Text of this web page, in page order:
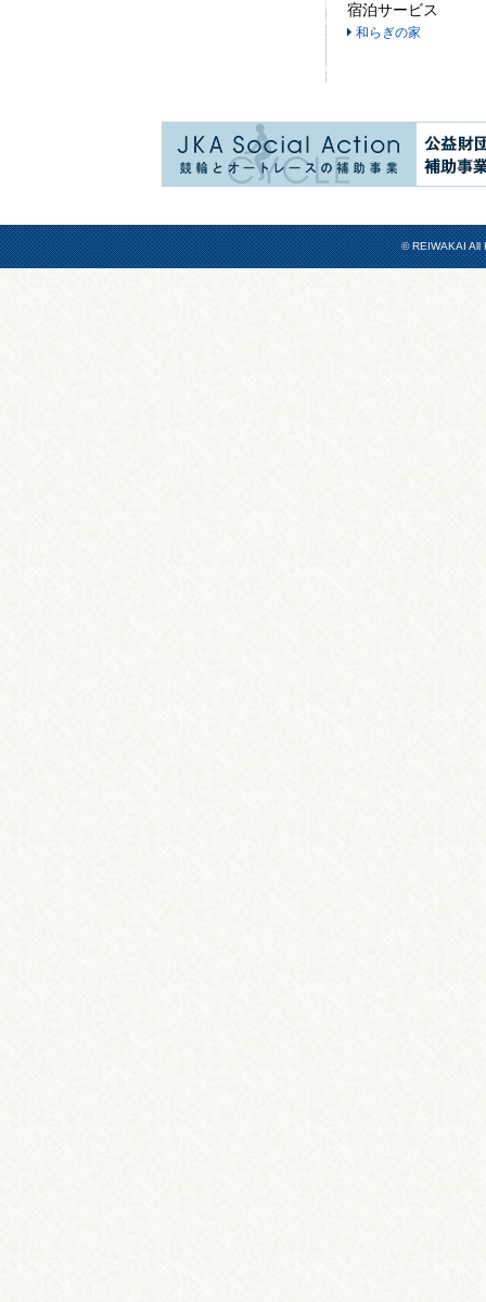
宿泊サービス
和らぎの家
© REIWAKAI All